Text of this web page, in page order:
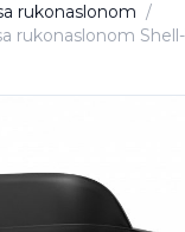
rukonaslonom /
rukonaslonom